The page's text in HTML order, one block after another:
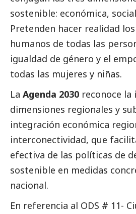
sostenible: económica, social
Pretenden hacer realidad
humanos de todas las
igualdad de género y el
todas las mujeres y niñas.
La Agenda 2030 reconoce
dimensiones regionales y
integración económica
interconectividad, que
efectiva de las políticas de
sostenible en medidas
nacional.
En referencia al ODS # 11-